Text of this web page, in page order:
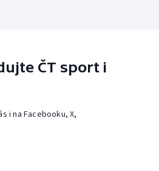
ČT sport i
i na Facebooku, X,